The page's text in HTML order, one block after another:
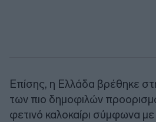
Επίσης, η Ελλάδα βρέθηκε
των πιο δημοφιλών
φετινό καλοκαίρι σύμφωνα